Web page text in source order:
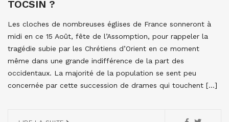
TOCSIN ?
Les cloches de nombreuses églises de France sonneront à
midi en ce 15 Août, fête de l’Assomption, pour rappeler la
tragédie subie par les Chrétiens d’Orient en ce moment
même dans une grande indifférence de la part des
occidentaux. La majorité de la population se sent peu
concernée par cette succession de drames qui touchent […]